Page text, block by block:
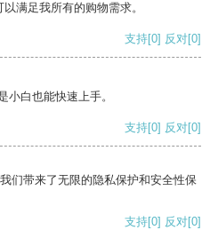
满足我所有的购物需求。
支持[0] 反对[0]
小白也能快速上手。
支持[0] 反对[0]
们带来了无限的隐私保护和安全性保
支持[0] 反对[0]